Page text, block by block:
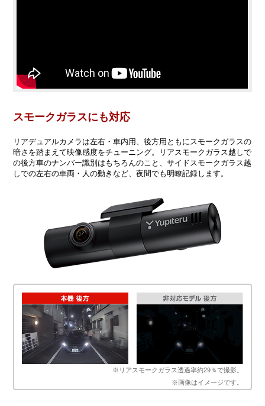
スモークガラスにも対応
リアデュアルカメラは左右・車内用、後方用ともにスモークガラスの
暗さを踏まえて映像感度をチューニング。リアスモークガラス越しで
の後方車のナンバー識別はもちろんのこと、サイドスモークガラス越
しでの左右の車両・人の動きなど、夜間でも明瞭記録します。
※リアスモークガラス透過率約29％で撮影。
※画像はイメージです。